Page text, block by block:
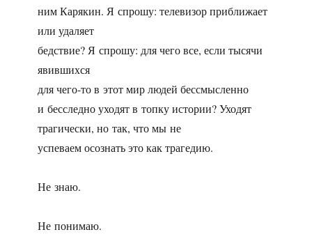
ним Карякин. Я спрошу: телевизор приближает
или удаляет
бедствие? Я спрошу: для чего все, если тысячи
явившихся
для чего-то в этот мир людей бессмысленно
и бесследно уходят в топку истории? Уходят
трагически, но так, что мы не
успеваем осознать это как трагедию.
Не знаю.
Не понимаю.